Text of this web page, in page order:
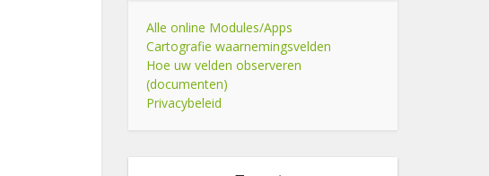
Alle online Modules/Apps
Cartografie waarnemingsvelden
Hoe uw velden observeren
(documenten)
Privacybeleid